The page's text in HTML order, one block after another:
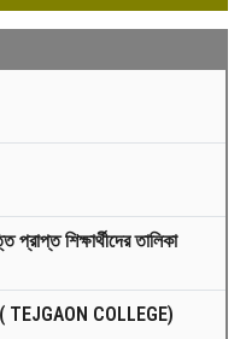
শিক্ষার্থীদের তালিকা
TEJGAON COLLEGE)